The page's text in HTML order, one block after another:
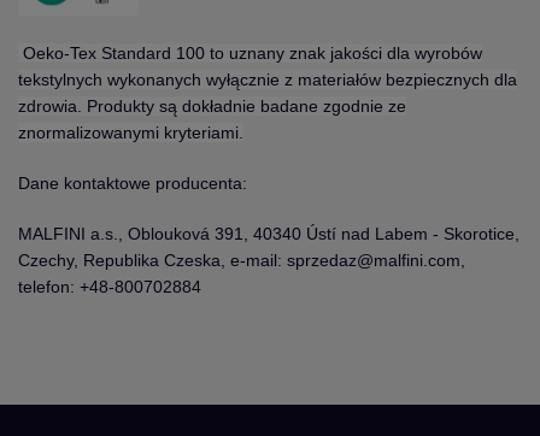
Oeko-Tex Standard 100 to uznany znak jakości dla wyrobów
tekstylnych wykonanych wyłącznie z materiałów bezpiecznych dla
zdrowia. Produkty są dokładnie badane zgodnie ze
znormalizowanymi kryteriami.
Dane kontaktowe producenta:
MALFINI a.s., Oblouková 391, 40340 Ústí nad Labem - Skorotice,
Czechy, Republika Czeska, e-mail: sprzedaz@malfini.com,
telefon: +48-800702884